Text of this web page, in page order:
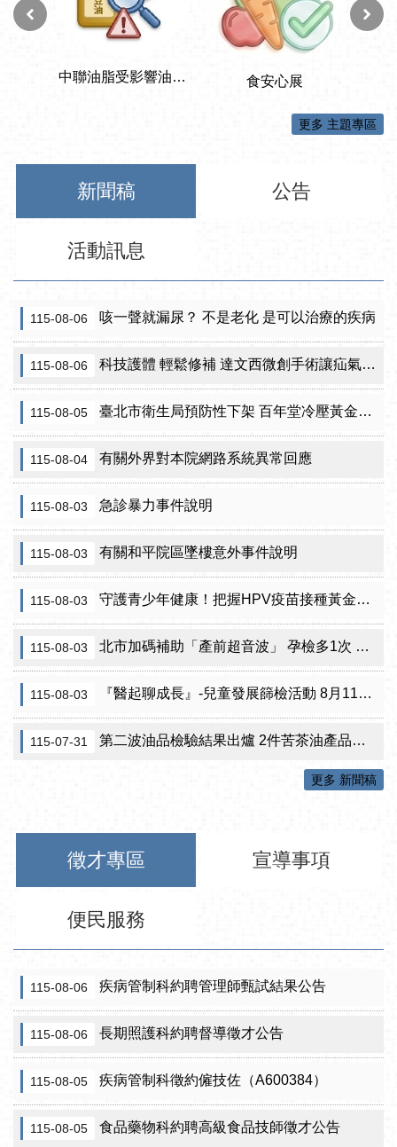
更多 主題專區
新聞稿 公告
活動訊息
115-08-06 咳一聲就漏尿？ 不是老化 是可以治療的疾病
115-08-06 科技護體 輕鬆修補 達文西微創手術讓疝氣治療更精準
115-08-05 臺北市衛生局預防性下架 百年堂冷壓黃金苦茶油產品
115-08-04 有關外界對本院網路系統異常回應
115-08-03 急診暴力事件說明
115-08-03 有關和平院區墜樓意外事件說明
115-08-03 守護青少年健康！把握HPV疫苗接種黃金期 臺北市提供校園設站及98家合約院所接種服務
115-08-03 北市加碼補助「產前超音波」 孕檢多1次 準媽咪「超」安心！
115-08-03 『醫起聊成長』-兒童發展篩檢活動 8月11日北投區健康服務中心邀請家長做孩子最神氣的守護者！
115-07-31 第二波油品檢驗結果出爐 2件苦茶油產品苯駢芘超標 前已要求預防性下架
更多 新聞稿
徵才專區 宣導事項
便民服務
115-08-06 疾病管制科約聘管理師甄試結果公告
115-08-06 長期照護科約聘督導徵才公告
115-08-05 疾病管制科徵約僱技佐（A600384）
115-08-05 食品藥物科約聘高級食品技師徵才公告